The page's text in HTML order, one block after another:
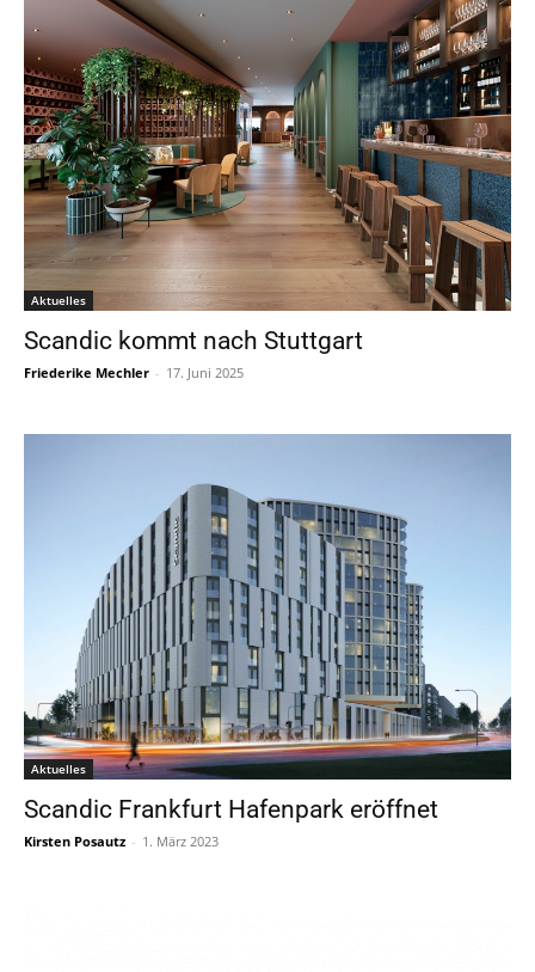
Aktuelles
Scandic kommt nach Stuttgart
Friederike Mechler - 17. Juni 2025
Aktuelles
Scandic Frankfurt Hafenpark eröffnet
Kirsten Posautz - 1. März 2023